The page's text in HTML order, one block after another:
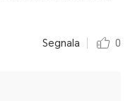
Segnala 0